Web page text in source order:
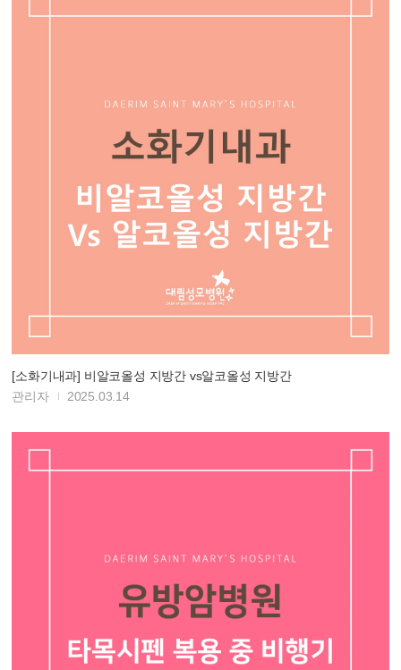
[소화기내과] 비알코올성 지방간 vs알코올성 지방간
관리자
2025.03.14